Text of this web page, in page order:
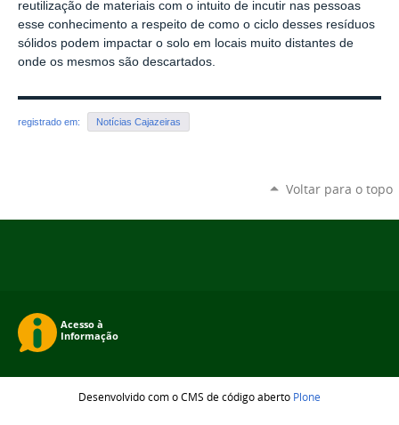
reutilização de materiais com o intuito de incutir nas pessoas
esse conhecimento a respeito de como o ciclo desses resíduos
sólidos podem impactar o solo em locais muito distantes de
onde os mesmos são descartados.
registrado em: Notícias Cajazeiras
Voltar para o topo
Desenvolvido com o CMS de código aberto Plone